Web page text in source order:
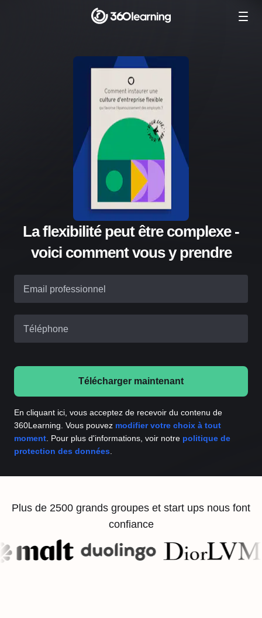
La flexibilité peut être complexe -
voici comment vous y prendre
Email professionnel
Téléphone
Télécharger maintenant
En cliquant ici, vous acceptez de recevoir du contenu de
360Learning. Vous pouvez modifier votre choix à tout
moment . Pour plus d'informations, voir notre politique de
protection des données
Plus de 2500 grands groupes et start ups nous font
confiance